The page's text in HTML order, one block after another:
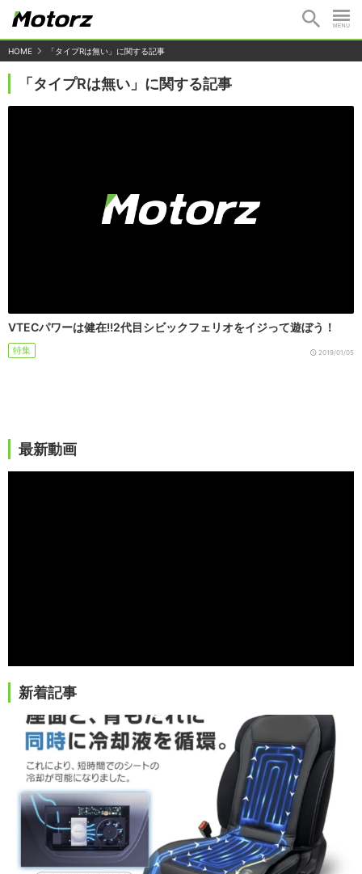
HOME 「タイプRは無い」に関する記事
「タイプRは無い」に関する記事
VTECパワーは健在!!2代目シビックフェリオをイジって遊ぼう！
特集 2019/01/05
最新動画
新着記事